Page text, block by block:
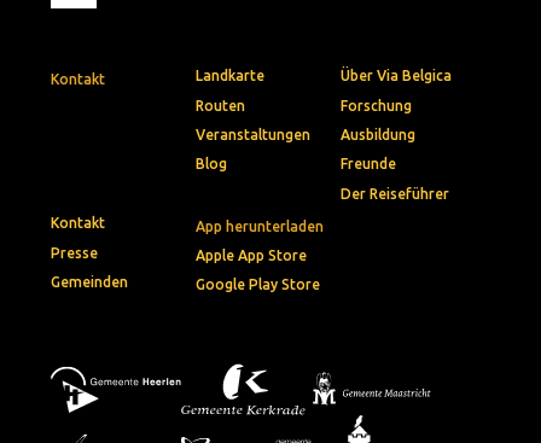
Kontakt
App herunterladen
Apple App Store
Google Play Store
Landkarte
Routen
Veranstaltungen
Blog
Über Via Belgica
Forschung
Ausbildung
Freunde
Der Reiseführer
Kontakt
Presse
Gemeinden